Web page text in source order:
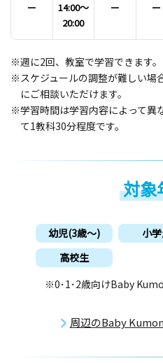
ー
14:00〜
20:00
ー ー
※週に2回、教室で学習できます。
※スケジュールの調整が難しい場
にご相談いただけます。
※学習時間は学習内容によって異
て1教科30分程度です。
対象
幼児(3歳〜) 小
高校生
※0･1･2歳向けBaby
周辺のBaby